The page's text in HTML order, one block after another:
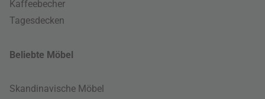
Kaffeebecher
Tagesdecken
Beliebte Möbel
Skandinavische Möbel